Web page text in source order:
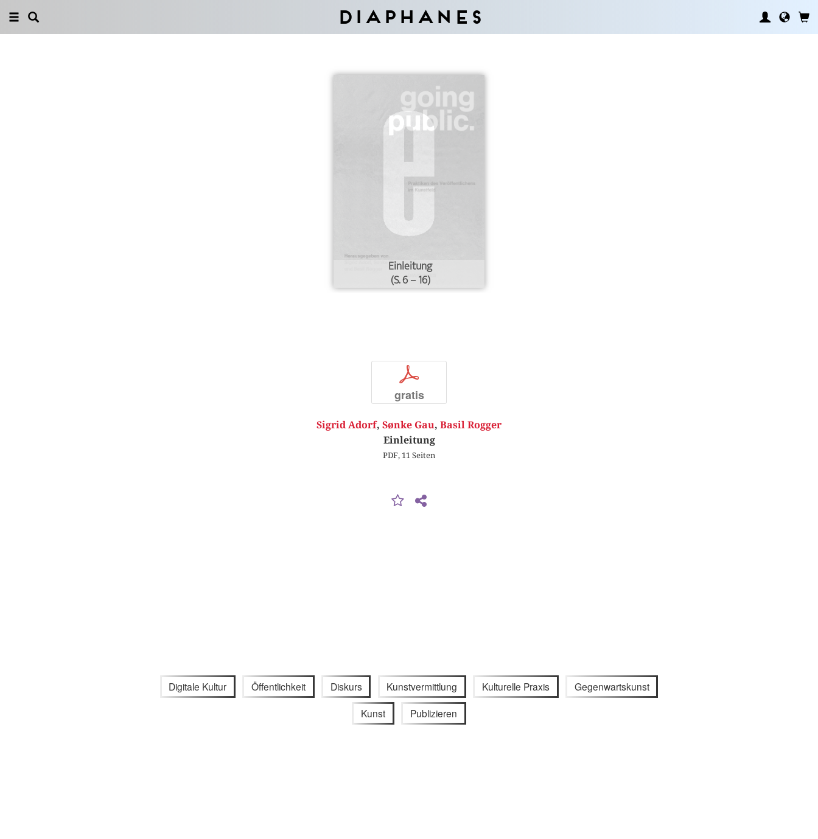
Diaphanes
Einleitung
(S. 6 – 16)
p
gratis
Sigrid Adorf, Sønke Gau, Basil Rogger
Einleitung
PDF, 11 Seiten
Digitale Kultur Öffentlichkeit Diskurs Kunstvermittlung Kulturelle Praxis Gegenwartskunst
Kunst Publizieren